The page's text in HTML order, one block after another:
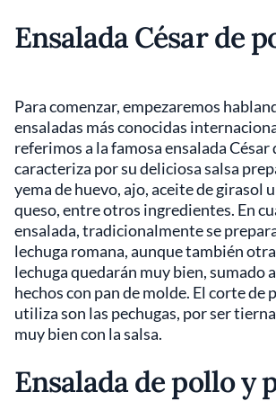
Ensalada César de
Para comenzar, empezaremos
ensaladas más conocidas
referimos a la famosa ensalada César
caracteriza por su deliciosa salsa
yema de huevo, ajo, aceite de girasol
queso, entre otros ingredientes. En
ensalada, tradicionalmente se
lechuga romana, aunque también
lechuga quedarán muy bien, sumado
hechos con pan de molde. El corte de
utiliza son las pechugas, por ser
muy bien con la salsa.
Ensalada de pollo y